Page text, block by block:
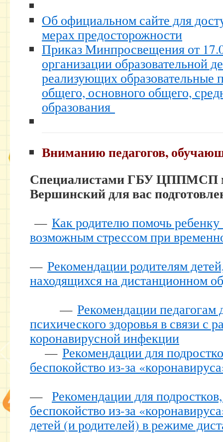
Об официальном сайте для
мерах предосторожности
Приказ Минпросвещения от
организации образовательной
реализующих образовательные
общего, основного общего,
образования
Вниманию педагогов,
Специалистами ГБУ ЦППМСП
Вершинский для вас
— Как родителю помочь ребенку
возможным стрессом при
— Рекомендации родителям
находящихся на дистанционном
— Рекомендации педагогам
психического здоровья в связи с
коронавирусной инфекции
— Рекомендации для
беспокойство из-за
— Рекомендации для
беспокойство из-за
детей (и родителей) в режиме